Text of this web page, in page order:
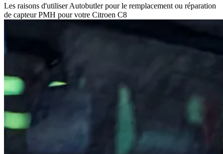
Les raisons d'utiliser Autobutler pour le remplacement ou réparation
de capteur PMH pour votre Citroen C8